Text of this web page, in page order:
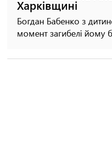
Харківщині
Богдан Бабенко з
момент загибелі йому